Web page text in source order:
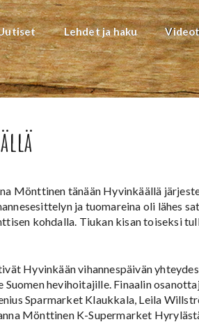
Lehdet ja haku
Mönttinen tänään Hyvinkäällä
ja tuomareina oli lähes
kohdalla. Tiukan kisan toiseksi
Hyvinkään vihannespäivän
hevihoitajille. Finaalin
Sparmarket Klaukkala, Leila
Mönttinen K-Supermarket